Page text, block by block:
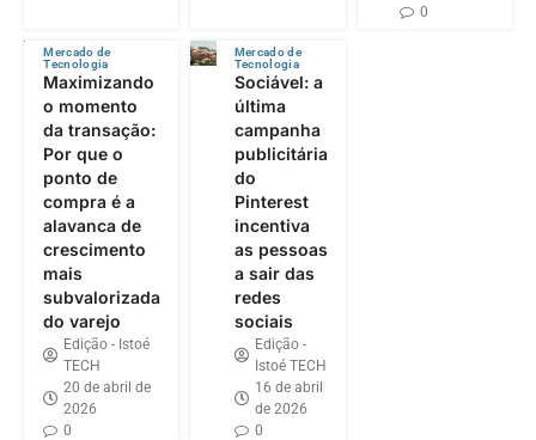
0
Mercado de
Tecnologia
Maximizando
o momento
da transação:
Por que o
ponto de
compra é a
alavanca de
crescimento
mais
subvalorizada
do varejo
Edição - Istoé
TECH
20 de abril de
2026
0
Mercado de
Tecnologia
Sociável: a
última
campanha
publicitária
do
Pinterest
incentiva
as pessoas
a sair das
redes
sociais
Edição -
Istoé TECH
16 de abril
de 2026
0